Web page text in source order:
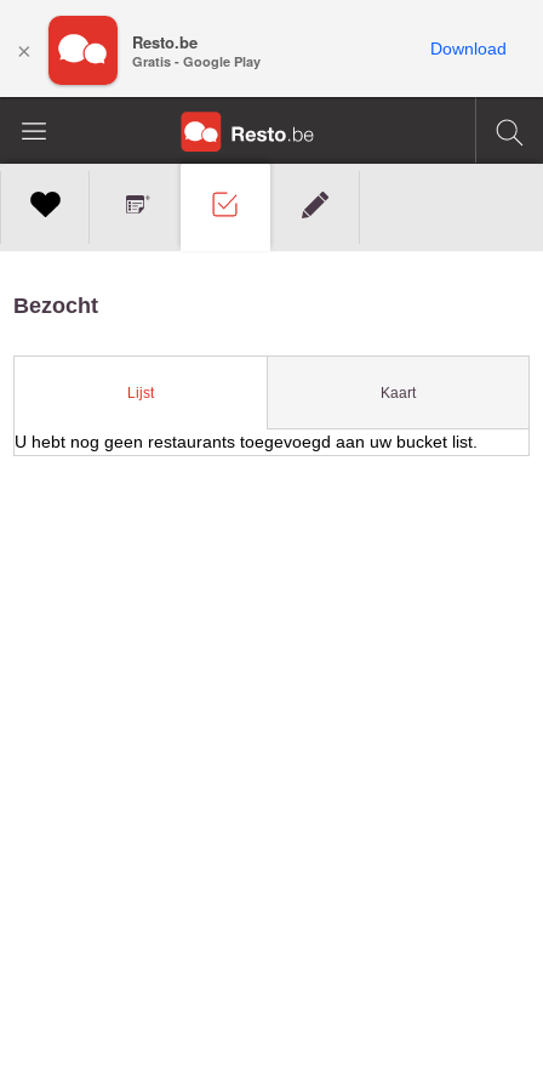
Bezocht
Lijst Kaart
U hebt nog geen restaurants toegevoegd aan uw bucket list.
× Resto.be
Gratis - Google Play
Download